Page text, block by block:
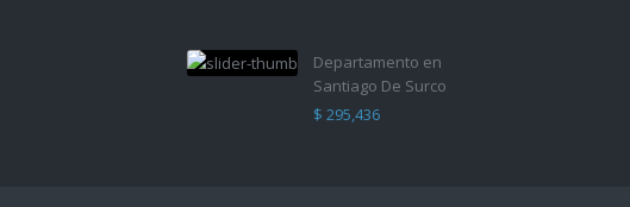
Departamento en
Santiago De Surco
$ 295,436